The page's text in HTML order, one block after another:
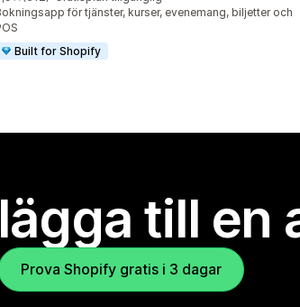
recensioner totalt
för tjänster, kurser, evenemang, biljetter och
Built for Shopify
till en
Prova Shopify gratis i 3 dagar